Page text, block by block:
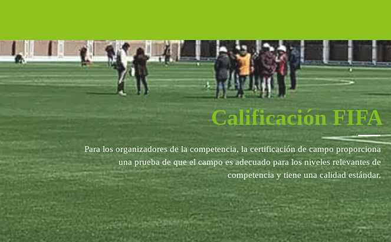
Calificación FIFA
Para los organizadores de la competencia, la certificación de campo proporciona
una prueba de que el campo es adecuado para los niveles relevantes de
competencia y tiene una calidad estándar.